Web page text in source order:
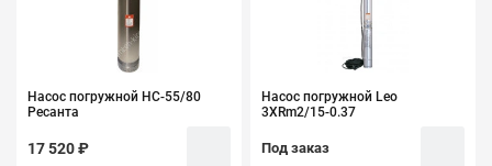
Насос погружной НС-55/80
Ресанта
17 520 ₽
Насос погружной Leo
3XRm2/15-0.37
Под заказ